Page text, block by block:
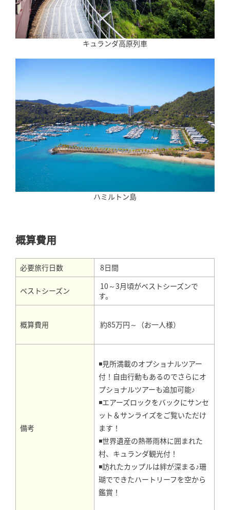
キュランダ高原列車
ハミルトン島
概算費用
必要旅行日数 8日間
ベストシーズン
10～3月頃がベストシーズンで
す。
概算費用 約85万円～（お一人様）
備考
◾見所満載のオプショナルツアー
付！自由行動もあるのでさらにオ
プショナルツアーも追加可能♪
◾エアーズロックをバックにサンセ
ット＆サンライズをご覧いただけ
ます！
◾世界遺産の熱帯雨林に囲まれた
村、キュランダ観光付！
◾訪れたカップルは絆が深まる♪珊
瑚でできたハートリーフを空から
鑑賞！